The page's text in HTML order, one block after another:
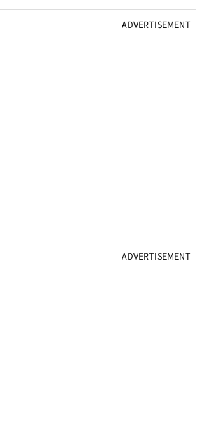
ADVERTISEMENT
ADVERTISEMENT